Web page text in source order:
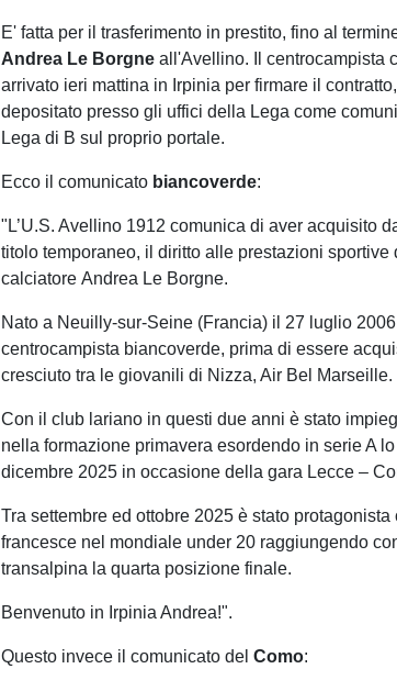
E' fatta per il trasferimento in prestito, fino al
Andrea Le Borgneall'Avellino. Il centrocampista
arrivato ieri mattina in Irpinia per firmare il
depositato presso gli uffici della Lega come
Lega di B sul proprio portale.
Ecco il comunicato biancoverde:
"L’U.S. Avellino 1912 comunica di aver acquisito
titolo temporaneo, il diritto alle prestazioni sportive
calciatore Andrea Le Borgne.
Nato a Neuilly-sur-Seine (Francia) il 27 luglio
centrocampista biancoverde, prima di essere
cresciuto tra le giovanili di Nizza, Air Bel Marseille.
Con il club lariano in questi due anni è stato
nella formazione primavera esordendo in serie A
dicembre 2025 in occasione della gara Lecce –
Tra settembre ed ottobre 2025 è stato
francesce nel mondiale under 20 raggiungendo
transalpina la quarta posizione finale.
Benvenuto in Irpinia Andrea!".
Questo invece il comunicato delComo: